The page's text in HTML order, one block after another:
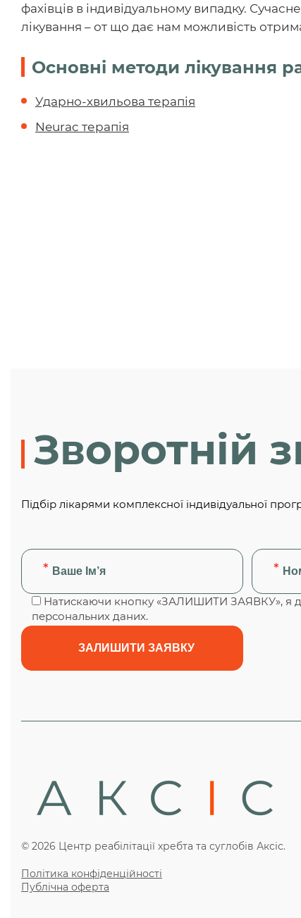
фахівців в індивідуальному випадку.
лікування – от що дає нам можливість
Основні методи лікування
Ударно-хвильова терапія
Neurac терапія
Зворотній
Підбір лікарями комплексної індивідуальної
Натискаючи кнопку «ЗАЛИШИТИ ЗАЯВКУ», я
персональних даних.
© 2026 Центр реабілітації хребта та суглобів Аксіс.
Політика конфіденційності
Публічна оферта